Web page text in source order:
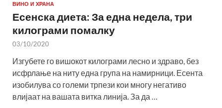
ВИНО И ХРАНА
Есенска диета: За една недела, три
килограми помалку
03/10/2020
Изгубете го вишокот килограми лесно и здраво, без
исфрлање на ниту една група на намирници. Есента
изобилува со големи трпези кои многу негативо
влијаат на вашата витка линија. За да …